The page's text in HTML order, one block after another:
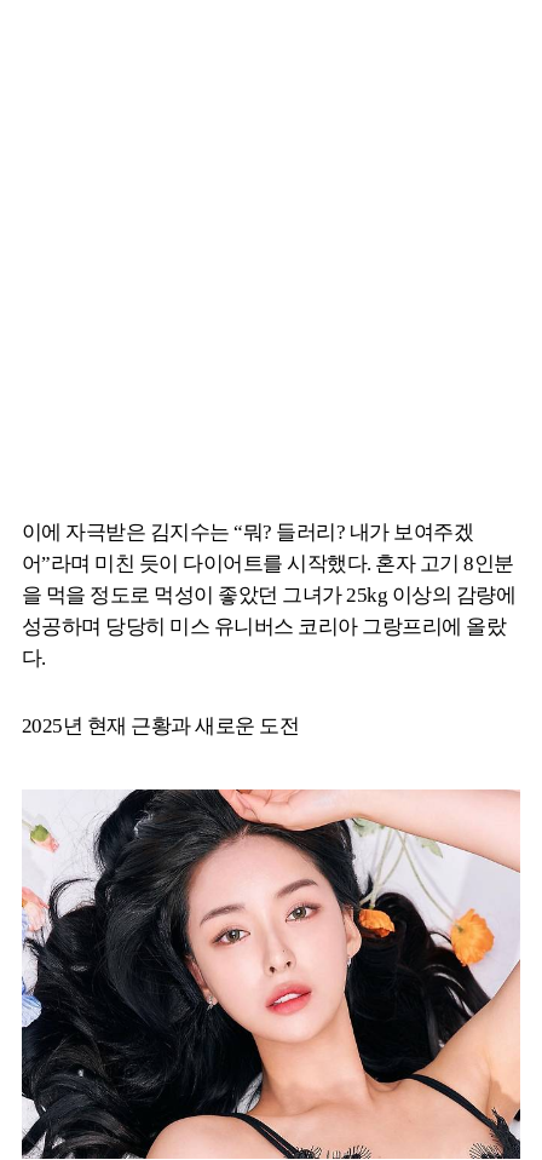
이에 자극받은 김지수는 “뭐? 들러리? 내가 보여주겠
어”라며 미친 듯이 다이어트를 시작했다. 혼자 고기 8인분
을 먹을 정도로 먹성이 좋았던 그녀가 25kg 이상의 감량에
성공하며 당당히 미스 유니버스 코리아 그랑프리에 올랐
다.
2025년 현재 근황과 새로운 도전